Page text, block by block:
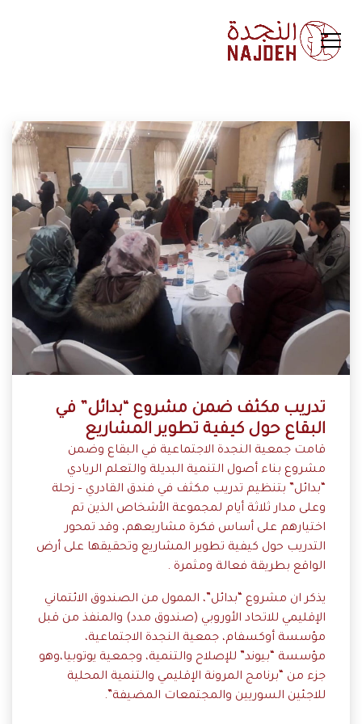
تدريب مكثف ضمن مشروع “بدائل” في
البقاع حول كيفية تطوير المشاريع
قامت جمعية النجدة الاجتماعية في البقاع وضمن
مشروع بناء أصول التنمية البديلة والتعلم الريادي
“بدائل” بتنظيم تدريب مكثف في فندق القادري – زحلة
وعلى مدار ثلاثة أيام لمجموعة الأشخاص الذين تم
اختيارهم على أساس فكرة مشاريعهم، وقد تمحور
التدريب حول كيفية تطوير المشاريع وتحقيقها على أرض
الواقع بطريقة فعالة ومثمرة .
‎يذكر ان مشروع “بدائل”، الممول من الصندوق الائتماني
الإقليمي للاتحاد الأوروبي (صندوق مدد) والمنفذ من قبل
مؤسسة أوكسفام، جمعية النجدة الاجتماعية،
مؤسسة “بيوند” للإصلاح والتنمية، وجمعية يوتوبيا،وهو
جزء من “برنامج المرونة الإقليمي والتنمية المحلية
للاجئين السوريين والمجتمعات المضيفة”.